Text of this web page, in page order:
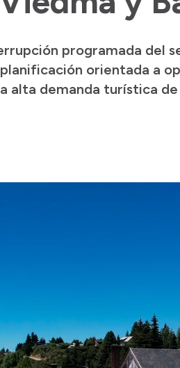
programada del
orientada a
alta demanda turística